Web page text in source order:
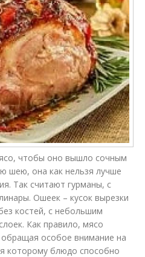
чтобы оно вышло сочным
шею, она как нельзя лучше
Так считают гурманы, с
Ошеек – кусок вырезки
костей, с небольшим
Как правило, мясо
особое внимание на
которому блюдо способно